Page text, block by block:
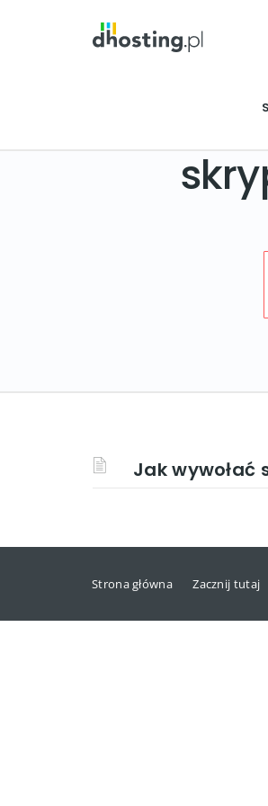
Jak wywołać
Strona główna Zacznij tutaj